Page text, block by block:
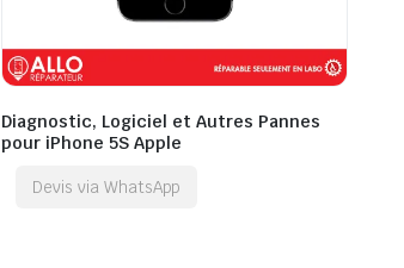
Diagnostic, Logiciel et Autres Pannes
pour iPhone 5S Apple
Devis via WhatsApp